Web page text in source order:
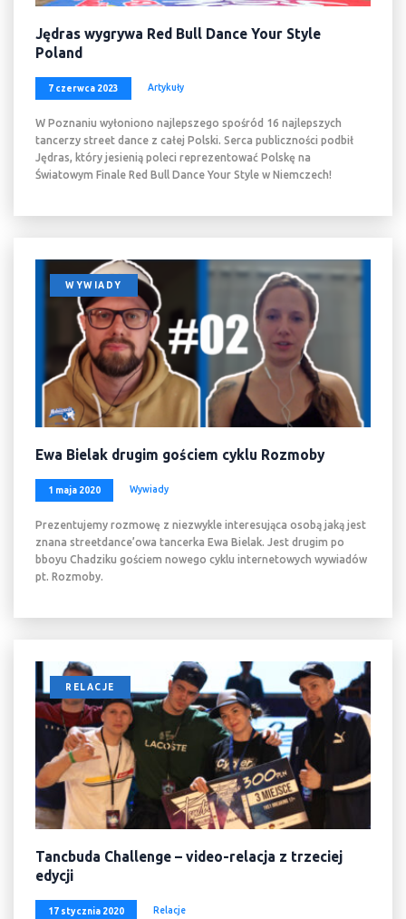
Jędras wygrywa Red Bull Dance Your Style
Poland
7 czerwca 2023 Artykuły
W Poznaniu wyłoniono najlepszego spośród 16 najlepszych
tancerzy street dance z całej Polski. Serca publiczności podbił
Jędras, który jesienią poleci reprezentować Polskę na
Światowym Finale Red Bull Dance Your Style w Niemczech!
WYWIADY
Ewa Bielak drugim gościem cyklu Rozmoby
1 maja 2020 Wywiady
Prezentujemy rozmowę z niezwykle interesująca osobą jaką jest
znana streetdance’owa tancerka Ewa Bielak. Jest drugim po
bboyu Chadziku gościem nowego cyklu internetowych wywiadów
pt. Rozmoby.
RELACJE
Tancbuda Challenge – video-relacja z trzeciej
edycji
17 stycznia 2020 Relacje